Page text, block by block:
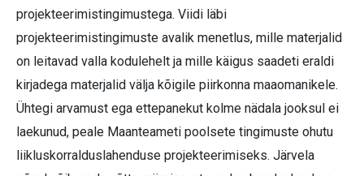
projekteerimistingimustega. Viidi läbi
projekteerimistingimuste avalik menetlus, mille materjalid
on leitavad valla kodulehelt ja mille käigus saadeti eraldi
kirjadega materjalid välja kõigile piirkonna maaomanikele.
Ühtegi arvamust ega ettepanekut kolme nädala jooksul ei
laekunud, peale Maanteameti poolsete tingimuste ohutu
liikluskorralduslahenduse projekteerimiseks. Järvela